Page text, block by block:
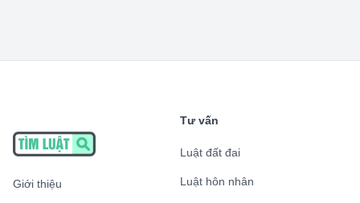
Giới thiệu
Tư vấn
Luật đất đai
Luật hôn nhân